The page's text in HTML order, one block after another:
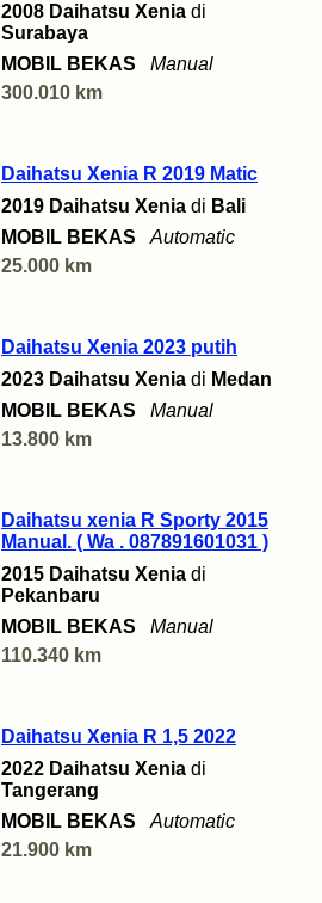
2008 Daihatsu Xenia di
Surabaya
MOBIL BEKAS
Manual
300.010 km
Daihatsu Xenia R 2019 Matic
2019 Daihatsu Xenia di Bali
MOBIL BEKAS
Automatic
25.000 km
Daihatsu Xenia 2023 putih
2023 Daihatsu Xenia di Medan
MOBIL BEKAS
Manual
13.800 km
Daihatsu xenia R Sporty 2015
Manual. ( Wa . 087891601031 )
2015 Daihatsu Xenia di
Pekanbaru
MOBIL BEKAS
Manual
110.340 km
Daihatsu Xenia R 1,5 2022
2022 Daihatsu Xenia di
Tangerang
MOBIL BEKAS
Automatic
21.900 km